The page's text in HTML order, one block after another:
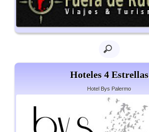
Hoteles 4 Estrellas
Hotel Bys Palermo